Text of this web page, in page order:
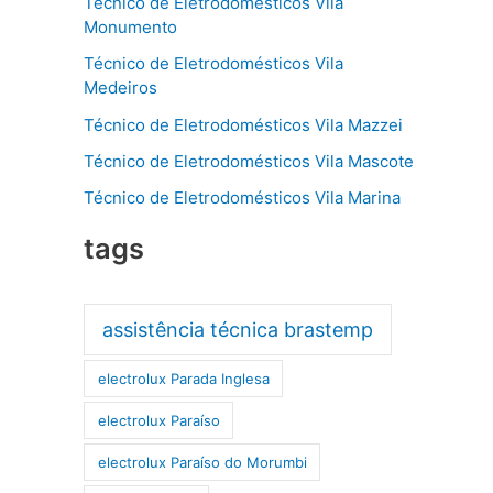
Monumento
Técnico de Eletrodomésticos Vila
Medeiros
Técnico de Eletrodomésticos Vila Mazzei
Técnico de Eletrodomésticos Vila Mascote
Técnico de Eletrodomésticos Vila Marina
tags
assistência técnica brastemp
electrolux Parada Inglesa
electrolux Paraíso
electrolux Paraíso do Morumbi